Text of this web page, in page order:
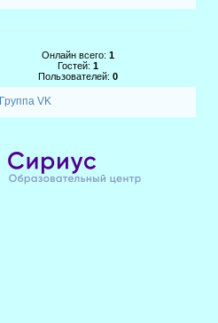
Онлайн всего: 1
Гостей: 1
Пользователей: 0
Группа VK